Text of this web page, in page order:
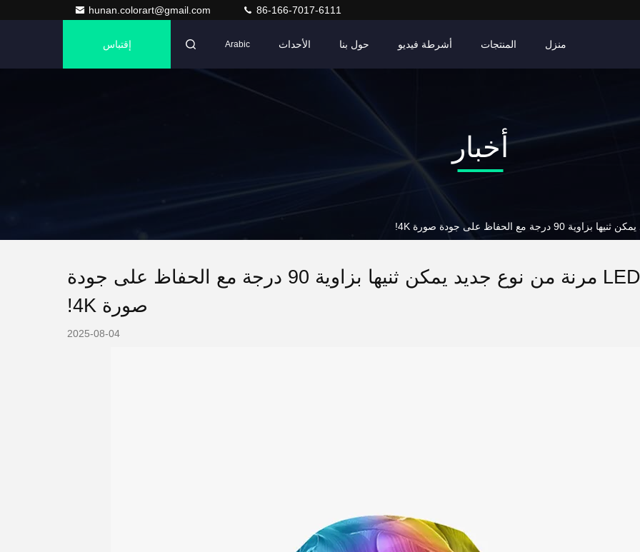
hunan.colorart@gmail.com 86-166-7017-6111
منزل المنتجات أشرطة فيديو حول بنا الأحداث Arabic إقتباس
أخبار
شاشة LED مرنة من نوع جديد يمكن ثنيها بزاوية 90 درجة مع الحفاظ على جودة
صورة 4K!
2025-08-04